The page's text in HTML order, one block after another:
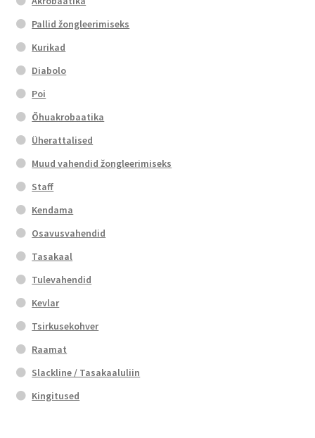
Pallid žongleerimiseks
Kurikad
Diabolo
Poi
Õhuakrobaatika
Üherattalised
Muud vahendid žongleerimiseks
Staff
Kendama
Osavusvahendid
Tasakaal
Tulevahendid
Kevlar
Tsirkusekohver
Raamat
Slackline / Tasakaaluliin
Kingitused